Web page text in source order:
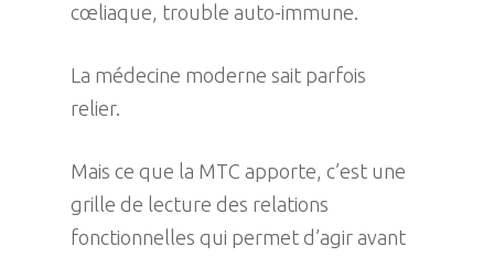
cœliaque, trouble auto-immune.
La médecine moderne sait parfois
relier.
Mais ce que la MTC apporte, c’est une
grille de lecture des relations
fonctionnelles qui permet d’agir avant